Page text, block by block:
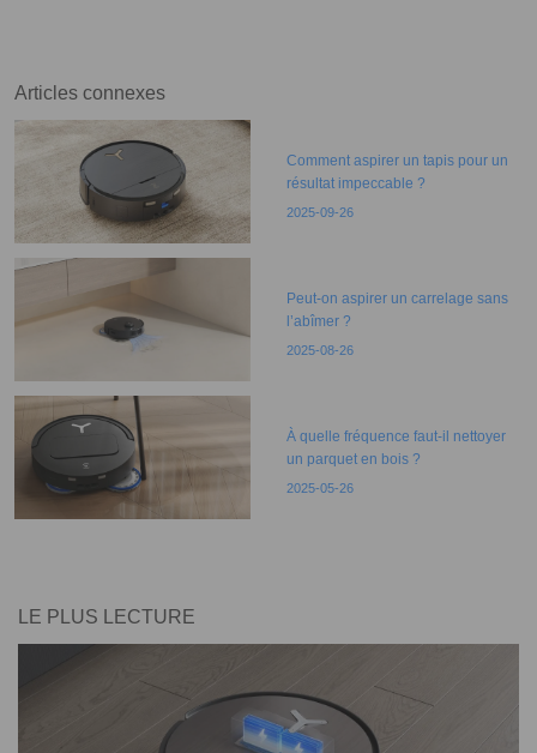
Articles connexes
Comment aspirer un tapis pour un
résultat impeccable ?
2025-09-26
Peut-on aspirer un carrelage sans
l’abîmer ?
2025-08-26
À quelle fréquence faut-il nettoyer
un parquet en bois ?
2025-05-26
LE PLUS LECTURE